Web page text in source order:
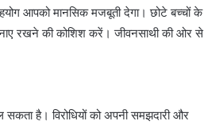
आपको मानसिक मजबूती देगा। छोटे बच्चों के
रखने की कोशिश करें। जीवनसाथी की ओर से
है। विरोधियों को अपनी समझदारी और